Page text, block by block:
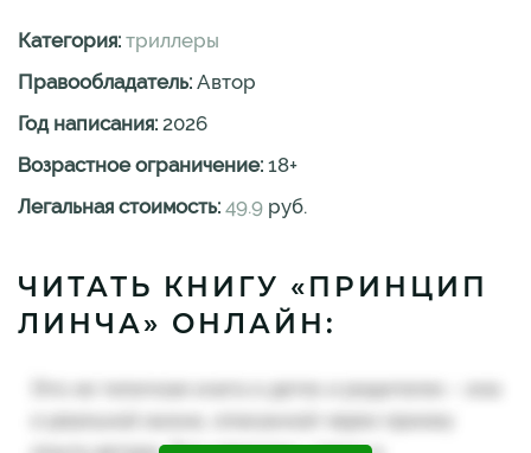
Категория: триллеры
Правообладатель: Автор
Год написания: 2026
Возрастное ограничение: 18+
Легальная стоимость: 49.9 руб.
ЧИТАТЬ КНИГУ «ПРИНЦИП
ЛИНЧА» ОНЛАЙН: